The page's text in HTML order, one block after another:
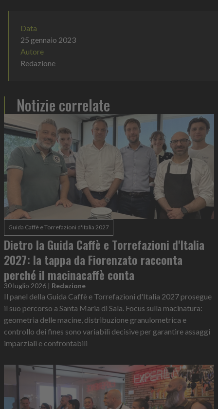
Data
25 gennaio 2023
Autore
Redazione
Notizie correlate
Guida Caffè e Torrefazioni d'Italia 2027
Dietro la Guida Caffè e Torrefazioni d'Italia
2027: la tappa da Fiorenzato racconta
perché il macinacaffè conta
30 luglio 2026 | Redazione
Il panel della Guida Caffè e Torrefazioni d'Italia 2027 prosegue
il suo percorso a Santa Maria di Sala. Focus sulla macinatura:
geometria delle macine, distribuzione granulometrica e
controllo dei fines sono variabili decisive per garantire assaggi
imparziali e confrontabili